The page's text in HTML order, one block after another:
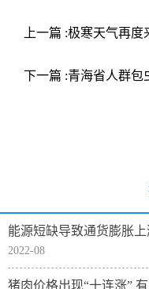
上一篇 :极寒天气再
能源短缺导致通货膨胀
2022-08
猪